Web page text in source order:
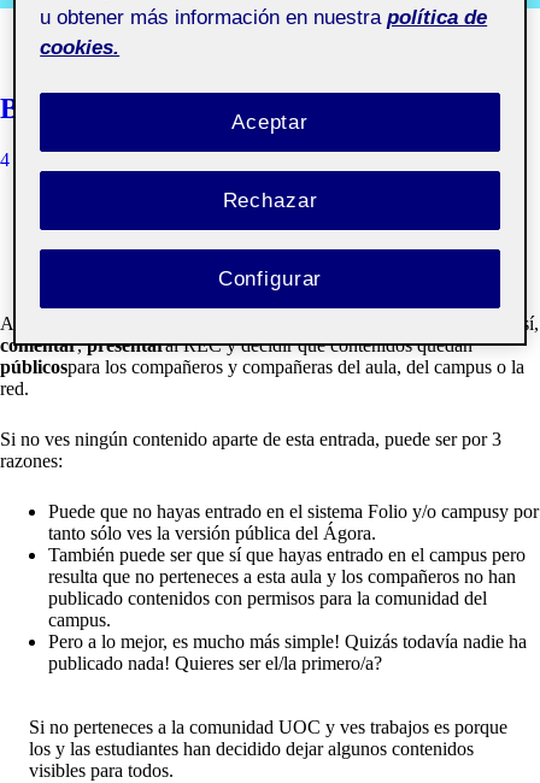
Bienvenidos y bienvenidas!
4 OCTUBRE, 2019
Una Ágora reúne los trabajos públicos y privados de un
grupo de estudiantes de un Aula de la Universitat Oberta
Aquí los compañeros podrán compartir las actividades del aula entre sí,
comentar,presentaral REC y decidir qué contenidos quedan
públicospara los compañeros y compañeras del aula, del campus o la
red.
Si no ves ningún contenido aparte de esta entrada, puede ser por 3
razones:
Puede que no hayas entrado en el sistema Folio y/o campusy por
tanto sólo ves la versión pública del Ágora.
También puede ser que sí que hayas entrado en el campus pero
resulta que no perteneces a esta aula y los compañeros no han
publicado contenidos con permisos para la comunidad del
campus.
Pero a lo mejor, es mucho más simple! Quizás todavía nadie ha
publicado nada! Quieres ser el/la primero/a?
Si no perteneces a la comunidad UOC y ves trabajos es porque
los y las estudiantes han decidido dejar algunos contenidos
visibles para todos.
u obtener más información en nuestra política de
cookies.
Rechazar
Aceptar
Configurar